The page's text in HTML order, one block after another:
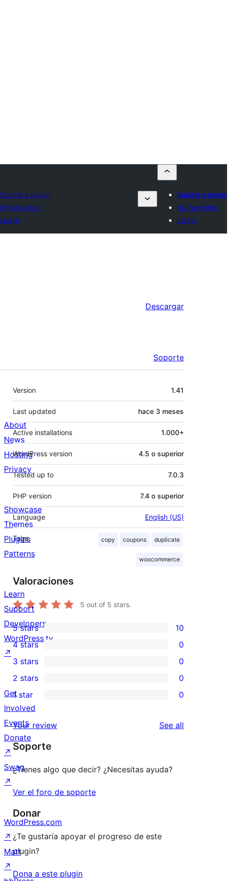
Submit a plugin
My favorites
Log in
Submit a plugin
My favorites
Log in
Descargar
Soporte
Meta
Version 1.41
Last updated hace 3 meses
Active installations 1.000+
WordPress version 4.5 o superior
Tested up to 7.0.3
PHP version 7.4 o superior
Language English (US)
Tags copy coupons duplicate
woocommerce
Valoraciones
5 out of 5 stars.
10
5-
star
reviews
5 stars 10
4-
star
reviews
4 stars 0
0
3-
star
reviews
3 stars 0
2-
star
reviews
2 stars 0
star
reviews
1 star 0
Your review See all
Soporte
¿Tienes algo que decir? ¿Necesitas ayuda?
Ver el foro de soporte
Donar
¿Te gustaría apoyar el progreso de este
plugin?
Dona a este plugin
About
News
Hosting
Privacy
Showcase
Themes
Plugins
Patterns
Learn
Support
Developers
WordPress.tv
↗
Get
Involved
Events
Donate
↗
Swag
↗
WordPress.com
↗
Matt
↗